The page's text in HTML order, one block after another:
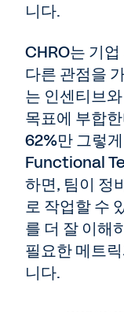
니다.
CHRO는 기
다른 관점을
는 인센티브
목표에 부합
62%만 그렇
Functional
하면, 팀이 정
로 작업할 수
를 더 잘 이해
필요한 메트
니다.